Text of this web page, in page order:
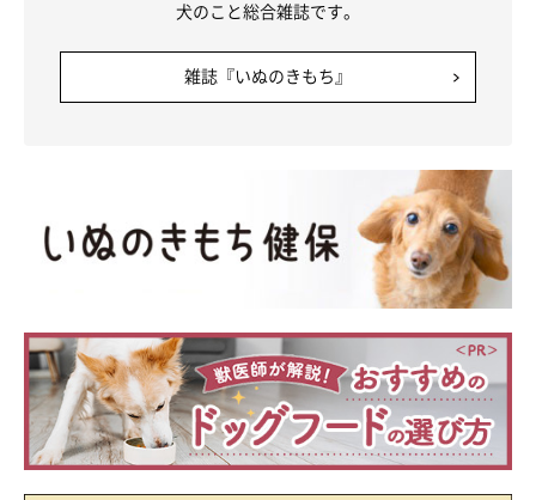
犬のこと総合雑誌です。
雑誌『いぬのきもち』